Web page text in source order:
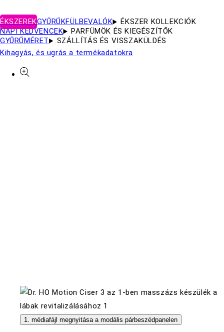
ÉKSZEREKGYŰRŰKFÜLBEVALÓK
ÉKSZER KOLLEKCIÓK
NAPI KEDVENCEK
PARFÜMÖK ÉS KIEGÉSZÍTŐK
GYŰRŰMÉRET
SZÁLLÍTÁS ÉS VISSZAKÜLDÉS
Kihagyás, és ugrás a termékadatokra
1. médiafájl megnyitása a modális párbeszédpanelen